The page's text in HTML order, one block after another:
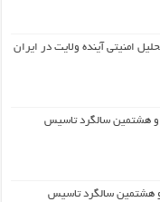
امنیتی آینده ولایت در ایران
هشتمین سالگرد تاسیس
هشتمین سالگرد تاسیس